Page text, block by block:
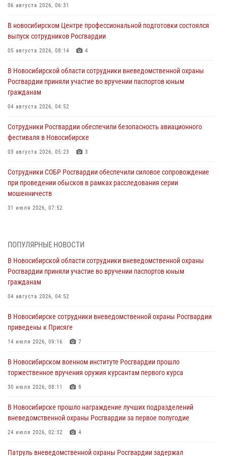
06 августа 2026, 06:31
В новосибирском Центре профессиональной подготовки состоялся
выпуск сотрудников Росгвардии
05 августа 2026, 08:14 4
В Новосибирской области сотрудники вневедомственной охраны
Росгвардии приняли участие во вручении паспортов юным
гражданам
04 августа 2026, 04:52
Сотрудники Росгвардии обеспечили безопасность авиационного
фестиваля в Новосибирске
03 августа 2026, 05:23 3
Сотрудники СОБР Росгвардии обеспечили силовое сопровождение
при проведении обысков в рамках расследования серии
мошенничеств
31 июля 2026, 07:52
При силовой поддержке бойцов ОМОН и СОБР Росгвардии
пресечена деятельность группы лиц, причастных к мошенничеству
в сфере страхования
В Новосибирске сотрудниками вневедомственной охраны
Росгвардии задержан гражданин, находящийся в розыске
В Новосибирске военнослужащие отряда спецназа «Ермак»
Росгвардии провели занятия по беспарашютному десантированию
В Новосибирске военнослужащие Росгвардии почтили память детей
– жертв войны в Донбассе
ПОПУЛЯРНЫЕ НОВОСТИ
В Новосибирской области сотрудники вневедомственной охраны
Росгвардии приняли участие во вручении паспортов юным
гражданам
04 августа 2026, 04:52
В Новосибирске сотрудники вневедомственной охраны Росгвардии
приведены к Присяге
14 июля 2026, 09:16 7
В Новосибирском военном институте Росгвардии прошло
торжественное вручения оружия курсантам первого курса
30 июля 2026, 08:11 8
В Новосибирске прошло награждение лучших подразделений
вневедомственной охраны Росгвардии за первое полугодие
24 июля 2026, 02:32 4
Патруль вневедомственной охраны Росгвардии задержал